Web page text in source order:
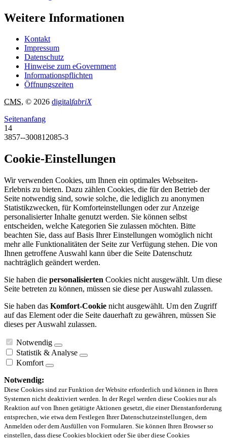
Weitere Informationen
Kontakt
Impressum
Datenschutz
Hinweise zum eGovernment
Informationspflichten
Öffnungszeiten
CMS, © 2026 digitalfabriX
Seitenanfang
14
3857--300812085-3
Cookie-Einstellungen
Wir verwenden Cookies, um Ihnen ein optimales Webseiten-
Erlebnis zu bieten. Dazu zählen Cookies, die für den Betrieb der
Seite notwendig sind, sowie solche, die lediglich zu anonymen
Statistikzwecken, für Komforteinstellungen oder zur Anzeige
personalisierter Inhalte genutzt werden. Sie können selbst
entscheiden, welche Kategorien Sie zulassen möchten. Bitte
beachten Sie, dass auf Basis Ihrer Einstellungen womöglich nicht
mehr alle Funktionalitäten der Seite zur Verfügung stehen. Die von
Ihnen getroffene Auswahl kann über die Seite Datenschutz
nachträglich geändert werden.
Sie haben die personalisierten Cookies nicht ausgewählt. Um diese
Seite betreten zu können, müssen sie diese per Auswahl zulassen.
Sie haben das Komfort-Cookie nicht ausgewählt. Um den Zugriff
auf das Element oder die Seite dauerhaft zu gewähren, müssen Sie
dieses per Auswahl zulassen.
Notwendig
Statistik & Analyse
Komfort
Notwendig:
Diese Cookies sind zur Funktion der Website erforderlich und können in Ihren
Systemen nicht deaktiviert werden. In der Regel werden diese Cookies nur als
Reaktion auf von Ihnen getätigte Aktionen gesetzt, die einer Dienstanforderung
entsprechen, wie etwa dem Festlegen Ihrer Datenschutzeinstellungen, dem
Anmelden oder dem Ausfüllen von Formularen. Sie können Ihren Browser so
einstellen, dass diese Cookies blockiert oder Sie über diese Cookies